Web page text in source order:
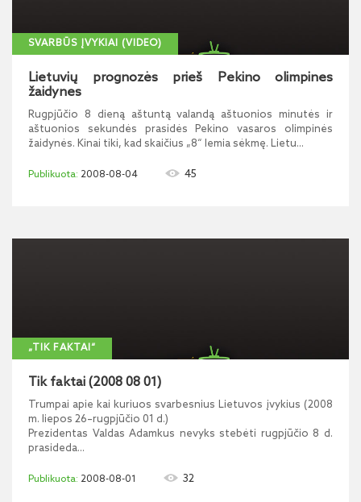
SVARBŪS ĮVYKIAI (VIDEO)
Lietuvių prognozės prieš Pekino olimpines
žaidynes
Rugpjūčio 8 dieną aštuntą valandą aštuonios minutės ir
aštuonios sekundės prasidės Pekino vasaros olimpinės
žaidynės. Kinai tiki, kad skaičius „8“ lemia sėkmę. Lietu...
2008-08-04 45
„TIK FAKTAI“
Tik faktai (2008 08 01)
Trumpai apie kai kuriuos svarbesnius Lietuvos įvykius (2008
m. liepos 26–rugpjūčio 01 d.)
Prezidentas Valdas Adamkus nevyks stebėti rugpjūčio 8 d.
prasideda...
2008-08-01 32